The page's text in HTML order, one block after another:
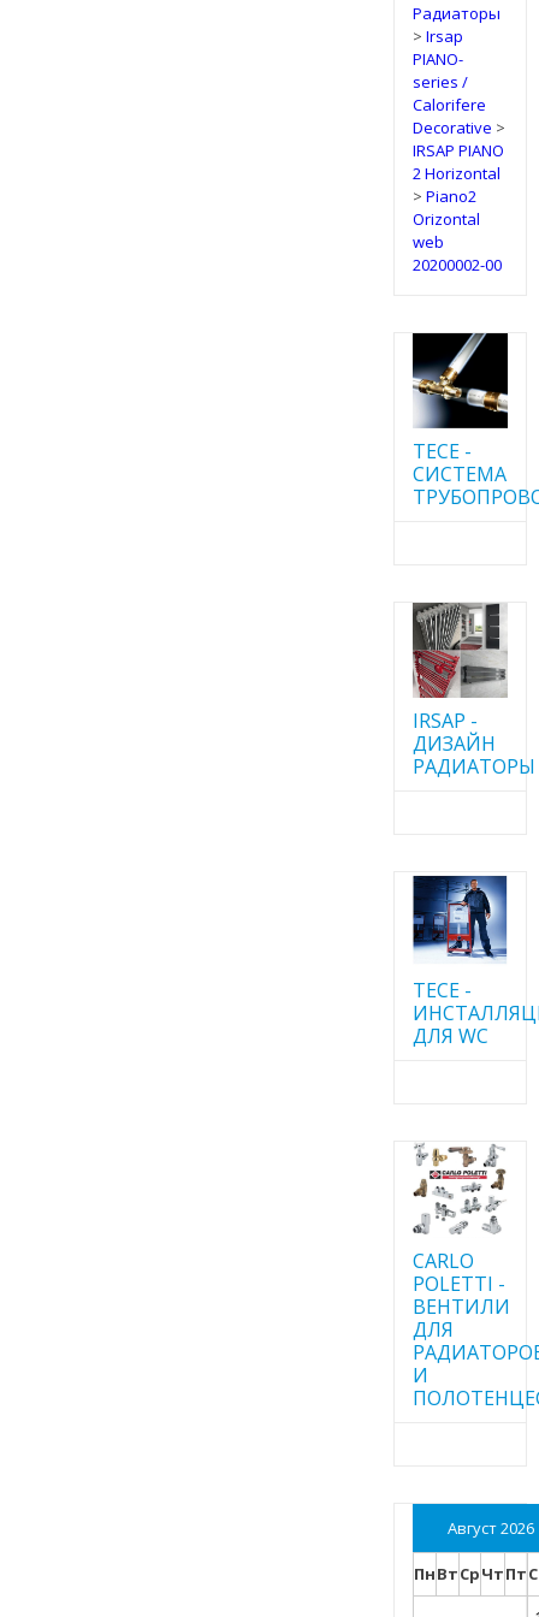
Радиаторы
> Irsap
PIANO-
series /
Calorifere
Decorative >
IRSAP PIANO
2 Horizontal
> Piano2
Orizontal
web
20200002-00
TECE -
CИСТЕМА
IRSAP -
ДИЗАЙН
РАДИАТОРЫ
TECE -
ДЛЯ WC
CARLO
POLETTI -
ВЕНТИЛИ
ДЛЯ
И
Август 2026
ПнВтСрЧтПт